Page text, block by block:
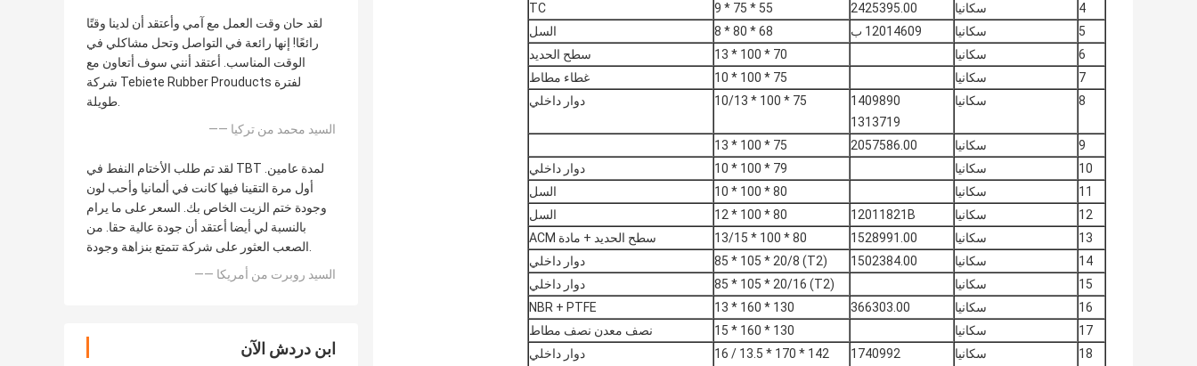
لقد حان وقت العمل مع آمي وأعتقد أن لدينا وقتًا
رائعًا! إنها رائعة في التواصل وتحل مشاكلي في
الوقت المناسب. أعتقد أنني سوف أتعاون مع
شركة Tebiete Rubber Prouducts لفترة
طويلة.
—— السيد محمد من تركيا
لقد تم طلب الأختام النفط في TBT لمدة عامين.
أول مرة التقينا فيها كانت في ألمانيا وأحب لون
وجودة ختم الزيت الخاص بك. السعر على ما يرام
بالنسبة لي أيضا أعتقد أن جودة عالية حقا. من
الصعب العثور على شركة تتمتع بنزاهة وجودة.
—— السيد روبرت من أمريكا
ابن دردش الآن
4 سكانيا 2425395.00
55 * 75 * 9
TC
5
سكانيا 12014609 ب 68 * 80 * 8
السل
6
سكانيا 70 * 100 * 13
سطح الحديد
7
سكانيا 75 * 100 * 10
غطاء مطاط
8
سكانيا
1409890
1313719
75 * 100 * 10/13 دوار داخلي
9 سكانيا 2057586.00
75 * 100 * 13
10
سكانيا 79 * 100 * 10
دوار داخلي
11
سكانيا 80 * 100 * 10
السل
12
سكانيا 12011821B
80 * 100 * 12
السل
13
سكانيا 1528991.00
80 * 100 * 13/15
سطح الحديد + مادة ACM
14
سكانيا 1502384.00
(T2) 85 * 105 * 20/8
دوار داخلي
15
سكانيا (T2) 85 * 105 * 20/16
دوار داخلي
16
سكانيا 366303.00
130 * 160 * 13
NBR + PTFE
17
سكانيا 130 * 160 * 15
نصف معدن نصف مطاط
18
سكانيا
1740992
142 * 170 * 13.5 / 16
دوار داخلي